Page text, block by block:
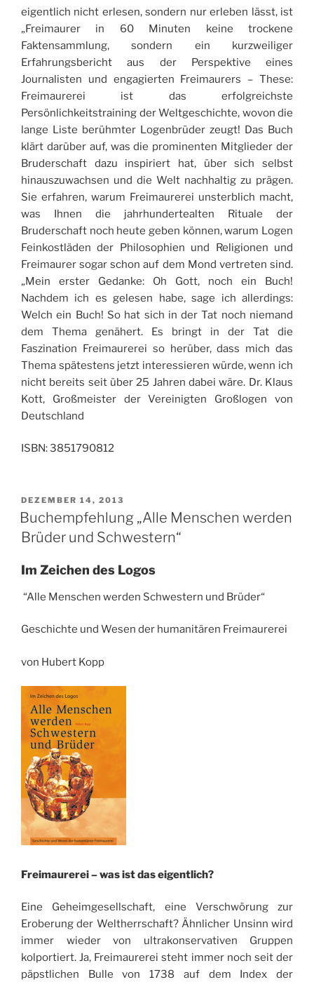
eigentlich nicht erlesen, sondern nur erleben lässt, ist
„Freimaurer in 60 Minuten keine trockene
Faktensammlung, sondern ein kurzweiliger
Erfahrungsbericht aus der Perspektive eines
Journalisten und engagierten Freimaurers – These:
Freimaurerei ist das erfolgreichste
Persönlichkeitstraining der Weltgeschichte, wovon die
lange Liste berühmter Logenbrüder zeugt! Das Buch
klärt darüber auf, was die prominenten Mitglieder der
Bruderschaft dazu inspiriert hat, über sich selbst
hinauszuwachsen und die Welt nachhaltig zu prägen.
Sie erfahren, warum Freimaurerei unsterblich macht,
was Ihnen die jahrhundertealten Rituale der
Bruderschaft noch heute geben können, warum Logen
Feinkostläden der Philosophien und Religionen und
Freimaurer sogar schon auf dem Mond vertreten sind.
„Mein erster Gedanke: Oh Gott, noch ein Buch!
Nachdem ich es gelesen habe, sage ich allerdings:
Welch ein Buch! So hat sich in der Tat noch niemand
dem Thema genähert. Es bringt in der Tat die
Faszination Freimaurerei so herüber, dass mich das
Thema spätestens jetzt interessieren würde, wenn ich
nicht bereits seit über 25 Jahren dabei wäre. Dr. Klaus
Kott, Großmeister der Vereinigten Großlogen von
Deutschland
ISBN: 3851790812
VERÖFFENTLICHT
AM
DEZEMBER 14, 2013
Buchempfehlung „Alle Menschen werden
Brüder und Schwestern“
Im Zeichen des Logos
“Alle Menschen werden Schwestern und Brüder“
Geschichte und Wesen der humanitären Freimaurerei
von Hubert Kopp
Freimaurerei – was ist das eigentlich?
Eine Geheimgesellschaft, eine Verschwörung zur
Eroberung der Weltherrschaft? Ähnlicher Unsinn wird
immer wieder von ultrakonservativen Gruppen
kolportiert. Ja, Freimaurerei steht immer noch seit der
päpstlichen Bulle von 1738 auf dem Index der